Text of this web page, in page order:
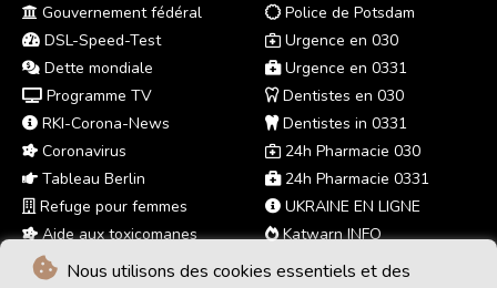
Nous utilisons des cookies essentiels et des
Gouvernement fédéral
DSL-Speed-Test
Dette mondiale
Programme TV
RKI-Corona-News
Coronavirus
Tableau Berlin
Refuge pour femmes
Aide aux toxicomanes
Police de Potsdam
Urgence en 030
Urgence en 0331
Dentistes en 030
Dentistes in 0331
24h Pharmacie 030
24h Pharmacie 0331
UKRAINE EN LIGNE
Katwarn INFO